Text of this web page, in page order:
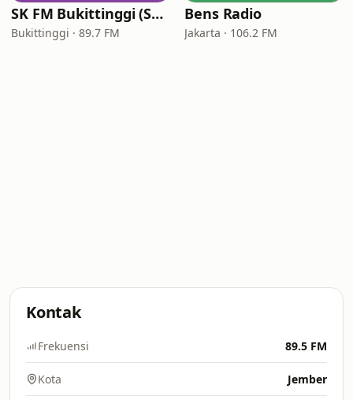
SK FM Bukittinggi (Suara Kencana FM)
Bukittinggi · 89.7 FM
Bens Radio
Jakarta · 106.2 FM
Kontak
Frekuensi 89.5 FM
Kota Jember